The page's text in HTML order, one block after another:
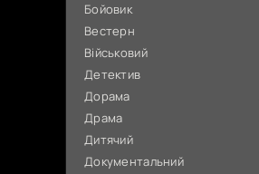
Бойовик
Вестерн
Військовий
Детектив
Дорама
Драма
Дитячий
Документальний